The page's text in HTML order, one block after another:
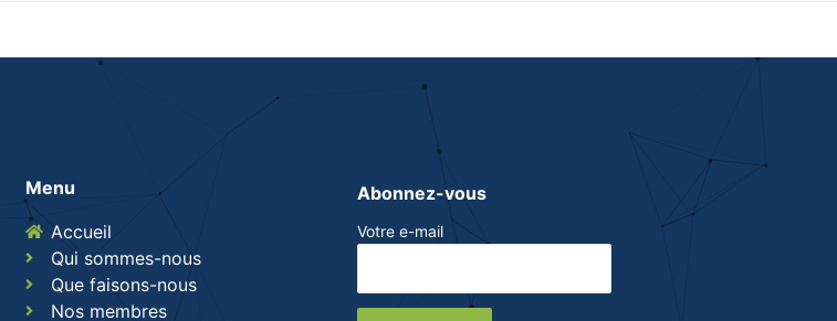
Menu
Accueil
Qui sommes-nous
Que faisons-nous
Nos membres
Abonnez-vous
Votre e-mail